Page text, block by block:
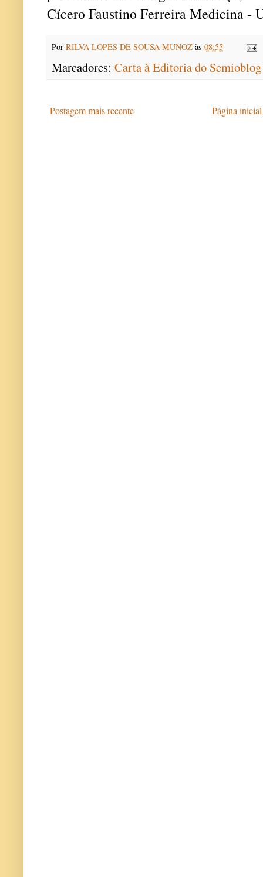
Cícero Faustino Ferreira Medicina -
Por RILVA LOPES DE SOUSA MUNOZ às 08:55
Marcadores: Carta à Editoria do Semioblog
Postagem mais recente Página inicial